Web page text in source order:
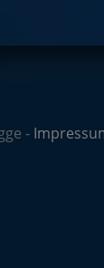
-